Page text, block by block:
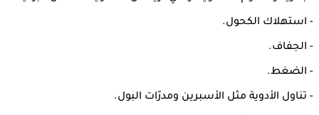
- استهلاك الكحول.
- الجفاف.
- الضغط.
- تناول الأدوية مثل الأسبرين ومدرّات البول.